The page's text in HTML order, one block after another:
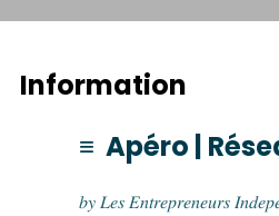
Information
≡ Apéro |
𝑏𝑦 𝐿𝑒𝑠 𝐸𝑛𝑡𝑟𝑒𝑝𝑟𝑒𝑛𝑒𝑢𝑟𝑠